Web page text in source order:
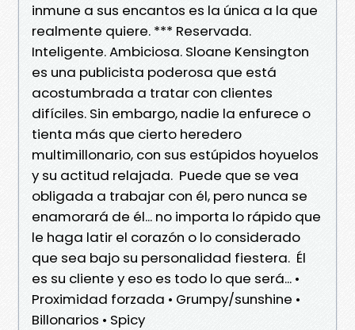
inmune a sus encantos es la única a la que
realmente quiere. *** Reservada.
Inteligente. Ambiciosa. Sloane Kensington
es una publicista poderosa que está
acostumbrada a tratar con clientes
difíciles. Sin embargo, nadie la enfurece o
tienta más que cierto heredero
multimillonario, con sus estúpidos hoyuelos
y su actitud relajada. Puede que se vea
obligada a trabajar con él, pero nunca se
enamorará de él... no importa lo rápido que
le haga latir el corazón o lo considerado
que sea bajo su personalidad fiestera. Él
es su cliente y eso es todo lo que será... •
Proximidad forzada • Grumpy/sunshine •
Billonarios • Spicy